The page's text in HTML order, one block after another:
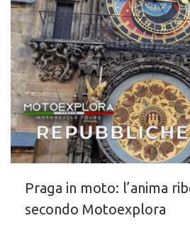
Praga in moto: l’anima
secondo Motoexplora